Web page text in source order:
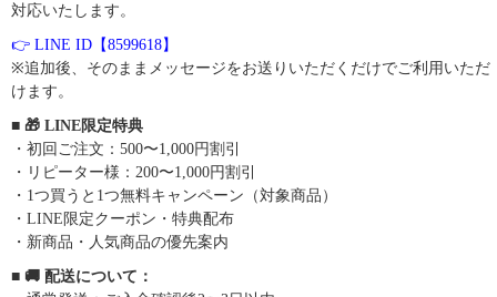
対応いたします。
👉 LINE ID【8599618】
※追加後、そのままメッセージをお送りいただくだけでご利用いただ
けます。
■ 🎁 LINE限定特典
・初回ご注文：500〜1,000円割引
・リピーター様：200〜1,000円割引
・1つ買うと1つ無料キャンペーン（対象商品）
・LINE限定クーポン・特典配布
・新商品・人気商品の優先案内
■ 🚚 配送について：